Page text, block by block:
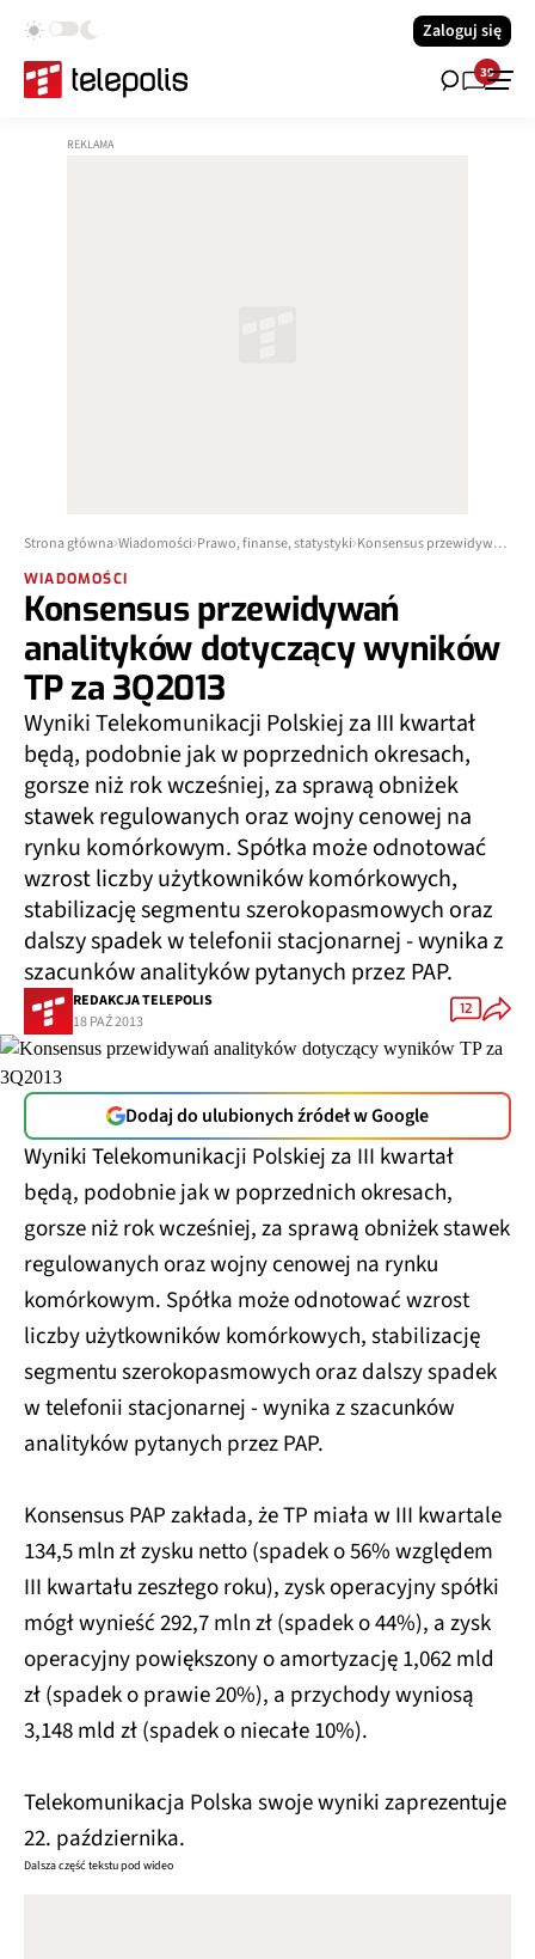
Zaloguj się
39
Strona główna Wiadomości Prawo, finanse, statystyki Konsensus przewidywań analityków dotyczący wyników TP za 3Q2013
WIADOMOŚCI
Konsensus przewidywań
analityków dotyczący wyników
TP za 3Q2013
Wyniki Telekomunikacji Polskiej za III kwartał
będą, podobnie jak w poprzednich okresach,
gorsze niż rok wcześniej, za sprawą obniżek
stawek regulowanych oraz wojny cenowej na
rynku komórkowym. Spółka może odnotować
wzrost liczby użytkowników komórkowych,
stabilizację segmentu szerokopasmowych oraz
dalszy spadek w telefonii stacjonarnej - wynika z
szacunków analityków pytanych przez PAP.
REDAKCJA TELEPOLIS
18 PAŹ 2013
12
Dodaj do ulubionych źródeł w Google
Wyniki Telekomunikacji Polskiej za III kwartał
będą, podobnie jak w poprzednich okresach,
gorsze niż rok wcześniej, za sprawą obniżek stawek
regulowanych oraz wojny cenowej na rynku
komórkowym. Spółka może odnotować wzrost
liczby użytkowników komórkowych, stabilizację
segmentu szerokopasmowych oraz dalszy spadek
w telefonii stacjonarnej - wynika z szacunków
analityków pytanych przez PAP.
Konsensus PAP zakłada, że TP miała w III kwartale
134,5 mln zł zysku netto (spadek o 56% względem
III kwartału zeszłego roku), zysk operacyjny spółki
mógł wynieść 292,7 mln zł (spadek o 44%), a zysk
operacyjny powiększony o amortyzację 1,062 mld
zł (spadek o prawie 20%), a przychody wyniosą
3,148 mld zł (spadek o niecałe 10%).
Telekomunikacja Polska swoje wyniki zaprezentuje
22. października.
Dalsza część tekstu pod wideo